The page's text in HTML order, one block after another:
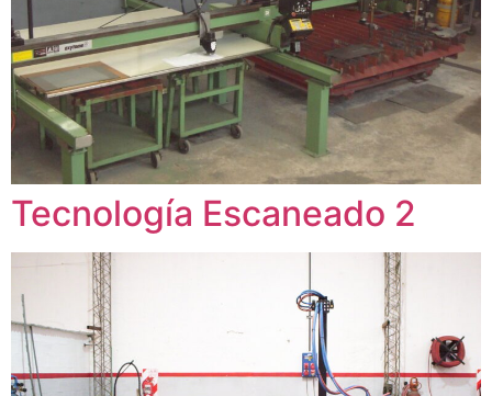
Tecnología Escaneado 2